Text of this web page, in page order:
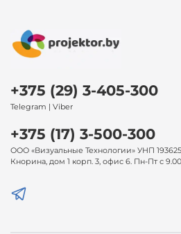
+375 (29) 3-405-300
Telegram | Viber
+375 (17) 3-500-300
ООО «Визуальные Технологии» УНП
Кнорина, дом 1 корп. 3, офис 6. Пн-Пт с